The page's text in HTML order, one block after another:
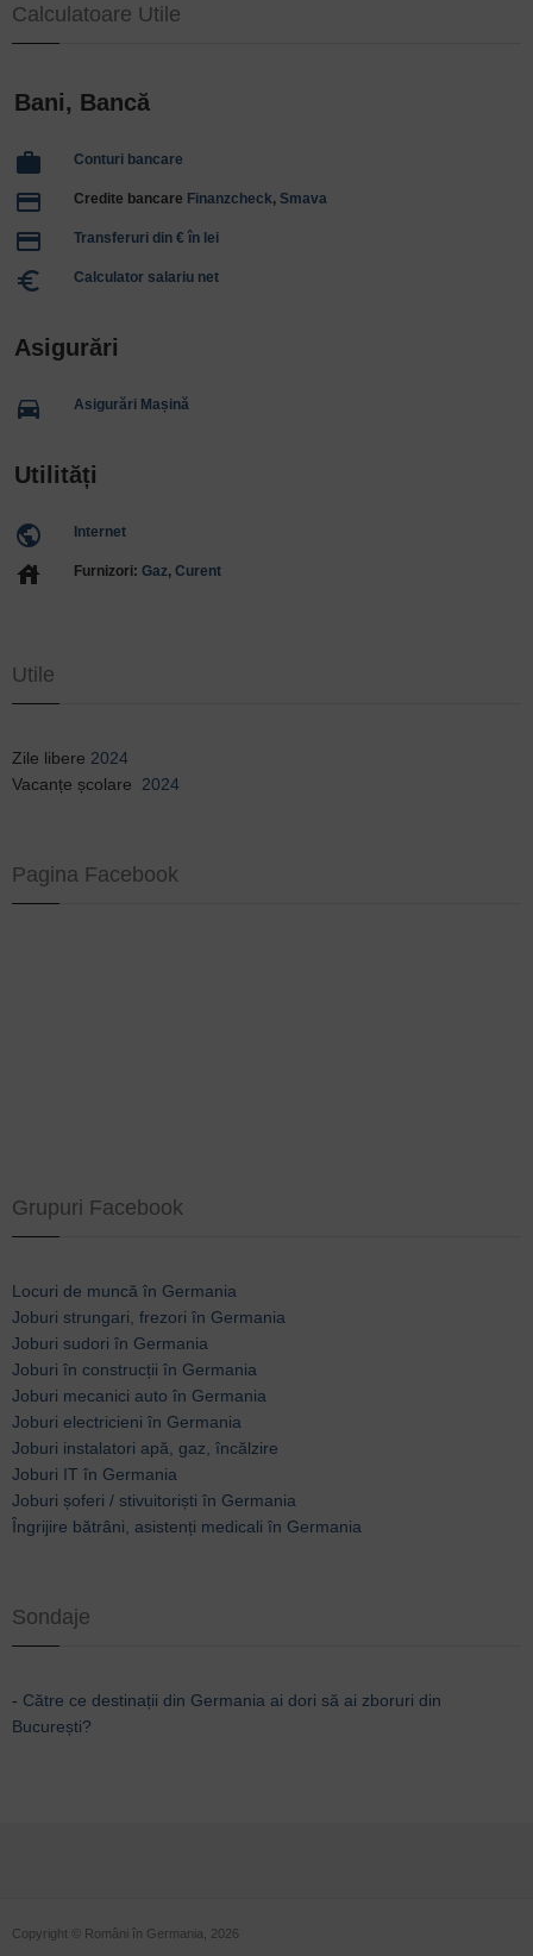
Calculatoare Utile
Bani, Bancă
work Conturi bancare
payment Credite bancare Finanzcheck, Smava
payment Transferuri din € în lei
euro_symbol Calculator salariu net
Asigurări
directions_car Asigurări Mașină
Utilități
public Internet
house Furnizori: Gaz, Curent
Utile
Zile libere 2024
Vacanțe școlare 2024
Pagina Facebook
Grupuri Facebook
Locuri de muncă în Germania
Joburi strungari, frezori în Germania
Joburi sudori în Germania
Joburi în construcții în Germania
Joburi mecanici auto în Germania
Joburi electricieni în Germania
Joburi instalatori apă, gaz, încălzire
Joburi IT în Germania
Joburi șoferi / stivuitoriști în Germania
Îngrijire bătrâni, asistenți medicali în Germania
Sondaje
- Către ce destinații din Germania ai dori să ai zboruri din
București?
Copyright © Români în Germania, 2026